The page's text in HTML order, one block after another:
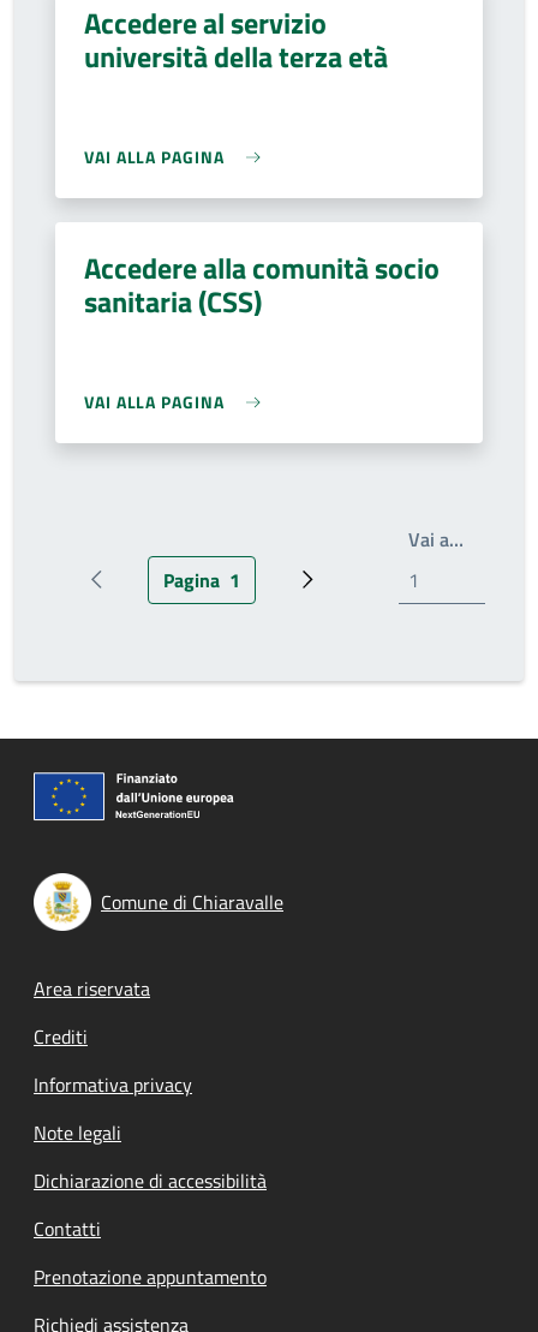
Accedere al servizio
università della terza età
VAI ALLA PAGINA
Accedere alla comunità socio
sanitaria (CSS)
VAI ALLA PAGINA
Pagina precedentePagina attuale
Pagina 1 Pagina successiva
Vai a…
Comune di Chiaravalle
Footer menu
Area riservata
Crediti
Informativa privacy
Note legali
Dichiarazione di accessibilità
Contatti
Prenotazione appuntamento
Richiedi assistenza